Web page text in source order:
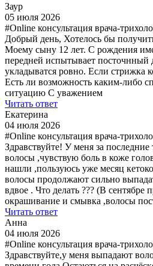
Заур
05 июля 2026
#Online консультация врача-
Добрый день, Хотелось бы
Моему сыну 12 лет. С рождения
передней испытывает посточнный
укладыватся ровно. Если стрижка
Есть ли возможность каким-либо
ситуацию С уважением
Читать ответ
Екатерина
04 июля 2026
#Online консультация врача-
Здравствуйте! У меня за
волосы ,чувствую боль в коже
нашли ,пользуюсь уже месяц
волосы продолжают сильно
вдвое . Что делать ??? (В сентябре
окрашивание и смывка ,волосы
Читать ответ
Анна
04 июля 2026
#Online консультация врача-
Здравствуйте,у меня выпадают